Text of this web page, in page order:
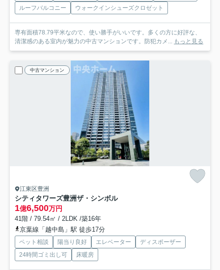
ルーフバルコニー
ウォークインシューズクロゼット
専有面積78.79平米なので、使い勝手がいいです。多くの方に好評な、
清潔感のある室内が魅力の中古マンションです。防犯カメ...
もっと見る
中古マンション
江東区豊洲
シティタワーズ豊洲ザ・シンボル
1億6,500万円
41階 / 79.54㎡ / 2LDK /築16年
京葉線「越中島」駅 徒歩17分
ペット相談 陽当り良好 エレベーター
ディスポーザー
24時間ゴミ出し可
床暖房